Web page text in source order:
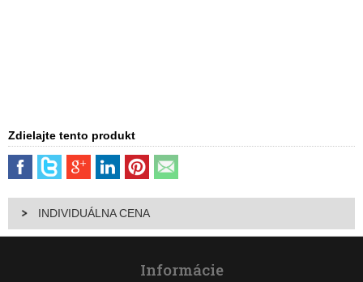
Zdielajte tento produkt
INDIVIDUÁLNA CENA
Informácie